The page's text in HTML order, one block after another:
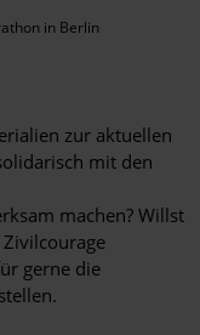
in Berlin
zur aktuellen
mit den
machen? Willst
gerne die